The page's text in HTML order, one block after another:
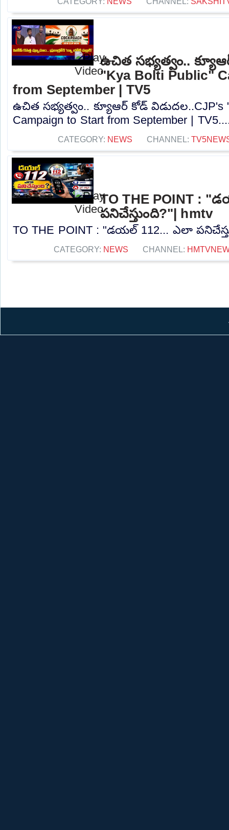
ఉచిత సభ్యత్వం..
"Kya Bolti Public"
from September | TV5
ఉచిత సభ్యత్వం.. క్యూఆర్ కోడ్ విడుదల..CJP's
Campaign to Start from September |
CATEGORY: NEWS CHANNEL:
TO THE POINT :
పనిచేస్తుంది?"| hmtv
TO THE POINT : "డయల్ 112... ఎలా
CATEGORY: NEWS CHANNEL: